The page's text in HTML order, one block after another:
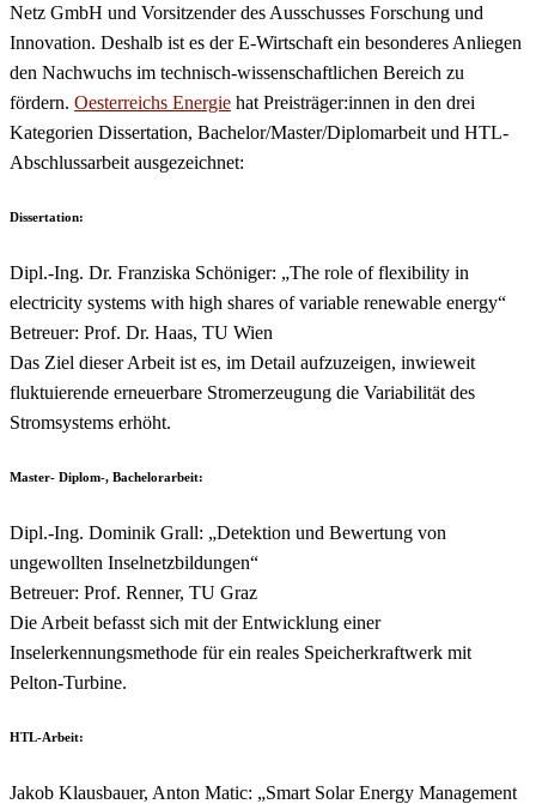
Netz GmbH und Vorsitzender des Ausschusses Forschung und
Innovation. Deshalb ist es der E-Wirtschaft ein besonderes Anliegen
den Nachwuchs im technisch-wissenschaftlichen Bereich zu
fördern. Oesterreichs Energie hat Preisträger:innen in den drei
Kategorien Dissertation, Bachelor/Master/Diplomarbeit und HTL-
Abschlussarbeit ausgezeichnet:
Dissertation:
Dipl.-Ing. Dr. Franziska Schöniger: „The role of flexibility in
electricity systems with high shares of variable renewable energy“
Betreuer: Prof. Dr. Haas, TU Wien
Das Ziel dieser Arbeit ist es, im Detail aufzuzeigen, inwieweit
fluktuierende erneuerbare Stromerzeugung die Variabilität des
Stromsystems erhöht.
Master- Diplom-, Bachelorarbeit:
Dipl.-Ing. Dominik Grall: „Detektion und Bewertung von
ungewollten Inselnetzbildungen“
Betreuer: Prof. Renner, TU Graz
Die Arbeit befasst sich mit der Entwicklung einer
Inselerkennungsmethode für ein reales Speicherkraftwerk mit
Pelton-Turbine.
HTL-Arbeit:
Jakob Klausbauer, Anton Matic: „Smart Solar Energy Management